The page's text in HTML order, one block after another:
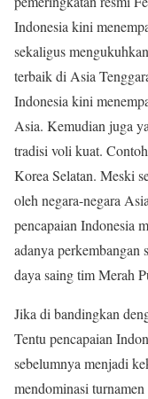
Indonesia kini
sekaligus
terbaik di Asia
Indonesia kini
Asia. Kemudian juga
tradisi voli kuat.
Korea Selatan. Meski
oleh negara-negara
pencapaian Indonesia
adanya
daya saing tim Merah
Jika di bandingkan
Tentu pencapaian
sebelumnya menjadi
mendominasi